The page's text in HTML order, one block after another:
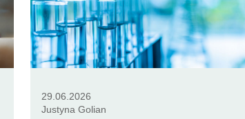
29.06.2026
Justyna Golian